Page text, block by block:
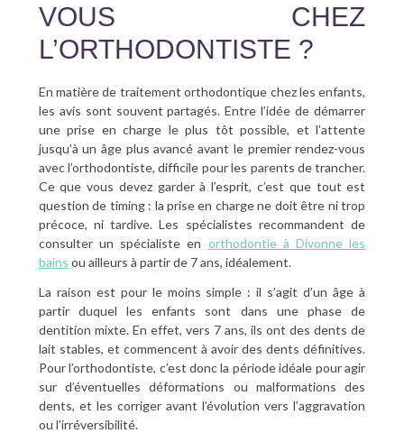
VOUS CHEZ
L’ORTHODONTISTE ?
En matière de traitement orthodontique chez les enfants,
les avis sont souvent partagés. Entre l’idée de démarrer
une prise en charge le plus tôt possible, et l’attente
jusqu’à un âge plus avancé avant le premier rendez-vous
avec l’orthodontiste, difficile pour les parents de trancher.
Ce que vous devez garder à l’esprit, c’est que tout est
question de timing : la prise en charge ne doit être ni trop
précoce, ni tardive. Les spécialistes recommandent de
consulter un spécialiste en orthodontie à Divonne les
bains ou ailleurs à partir de 7 ans, idéalement.
La raison est pour le moins simple : il s’agit d’un âge à
partir duquel les enfants sont dans une phase de
dentition mixte. En effet, vers 7 ans, ils ont des dents de
lait stables, et commencent à avoir des dents définitives.
Pour l’orthodontiste, c’est donc la période idéale pour agir
sur d’éventuelles déformations ou malformations des
dents, et les corriger avant l’évolution vers l’aggravation
ou l’irréversibilité.